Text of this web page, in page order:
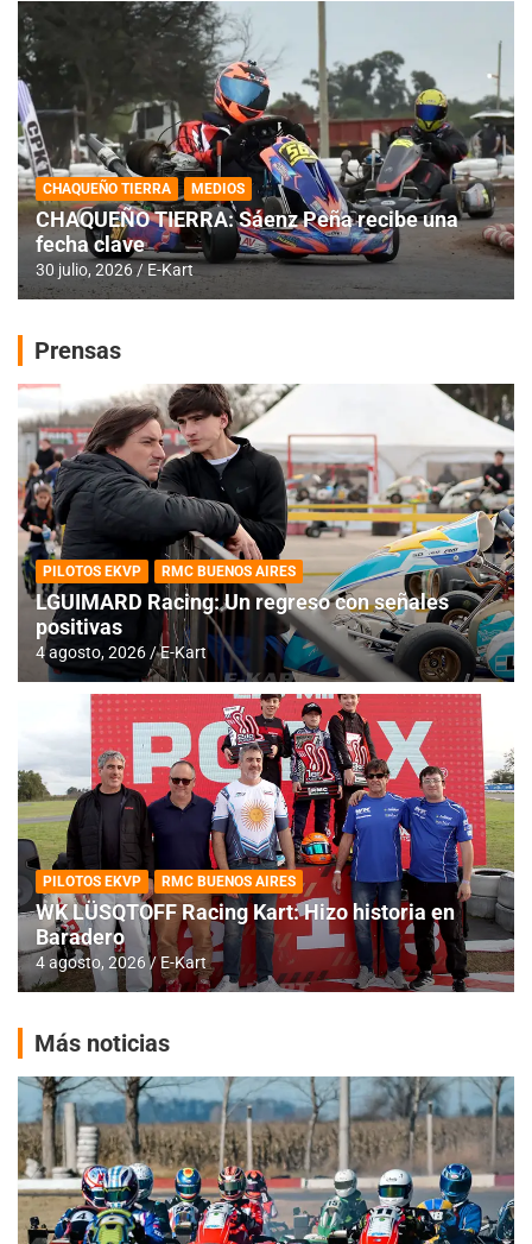
CHAQUEÑO TIERRA MEDIOS
CHAQUEÑO TIERRA: Sáenz Peña recibe una
fecha clave
30 julio, 2026 E-Kart
Prensas
PILOTOS EKVP RMC BUENOS AIRES
LGUIMARD Racing: Un regreso con señales
positivas
4 agosto, 2026 E-Kart
PILOTOS EKVP RMC BUENOS AIRES
WK LÜSQTOFF Racing Kart: Hizo historia en
Baradero
4 agosto, 2026 E-Kart
Más noticias